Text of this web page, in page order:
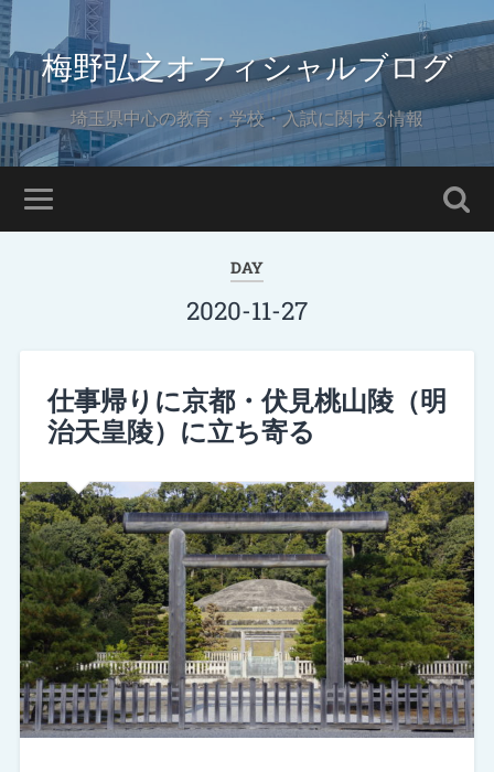
梅野弘之オフィシャルブログ
埼玉県中心の教育・学校・入試に関する情報
DAY
2020-11-27
仕事帰りに京都・伏見桃山陵（明
治天皇陵）に立ち寄る